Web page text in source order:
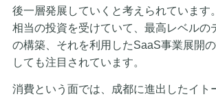
後一層発展していくと考えられています
相当の投資を受けていて、最高レベルの
の構築、それを利用したSaaS事業展開
しても注目されています。
消費という面では、成都に進出したイト